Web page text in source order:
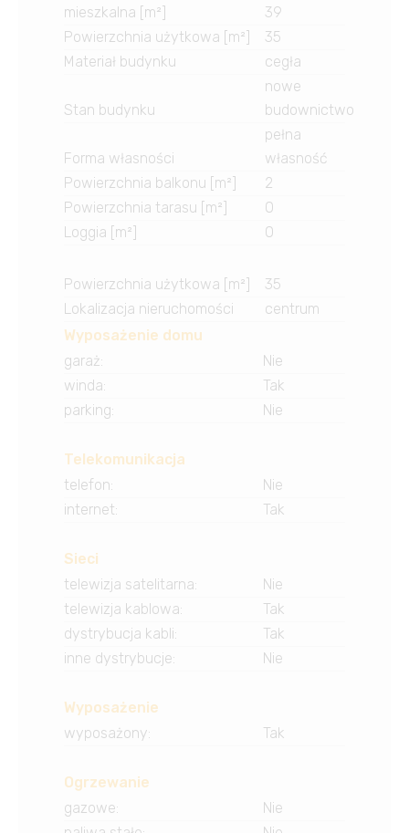
mieszkalna [m²]
39
Powierzchnia użytkowa [m²]
35
Materiał budynku
cegła
Stan budynku
nowe
budownictwo
Forma własności
pełna
własność
Powierzchnia balkonu [m²]
2
Powierzchnia tarasu [m²]
0
Loggia [m²]
0
Powierzchnia użytkowa [m²]
35
Lokalizacja nieruchomości
centrum
Wyposażenie domu
garaż:
Nie
winda:
Tak
parking: Nie
Telekomunikacja
telefon:
Nie
internet: Tak
Sieci
telewizja satelitarna:
Nie
telewizja kablowa:
Tak
dystrybucja kabli:
Tak
inne dystrybucje: Nie
Wyposażenie
wyposażony: Tak
Ogrzewanie
gazowe:
Nie